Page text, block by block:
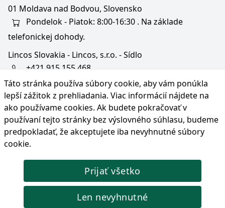
Táto stránka používa súbory cookie, aby vám ponúkla
lepší zážitok z prehliadania. Viac informácií nájdete na
ako používame cookies. Ak budete pokračovať v
používaní tejto stránky bez výslovného súhlasu, budeme
predpokladať, že akceptujete iba nevyhnutné súbory
cookie.
Prijať všetko
Len nevyhnutné
01 Moldava nad Bodvou, Slovensko
Pondelok - Piatok: 8:00-16:30 . Na základe
telefonickej dohody.
Lincos Slovakia - Lincos, s.r.o. - Sídlo
+421 915 155 468
+36/30 343 6714
bratislava@lincos.sk
Lincos s.r.o., Rustaveliho 4, 831 06 Bratislava - m. č.
Rača, Slovensko
Iba sídlo firmy
© Copyright 2026 Lincos s.r.o., všetky práva vyhradené.